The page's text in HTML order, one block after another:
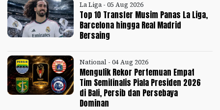
La Liga - 05 Aug 2026
Top 10 Transfer Musim Panas La Liga,
Barcelona hingga Real Madrid
Bersaing
National - 04 Aug 2026
Mengulik Rekor Pertemuan Empat
Tim Semifinalis Piala Presiden 2026
di Bali, Persib dan Persebaya
Dominan